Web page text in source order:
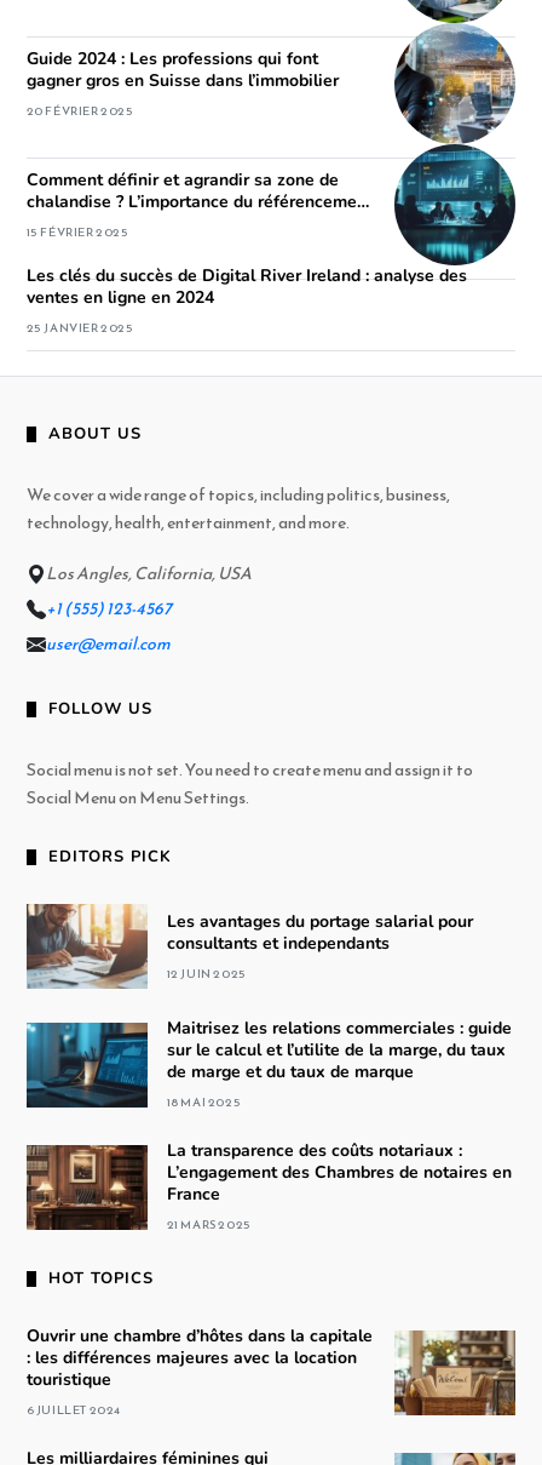
Guide 2024 : Les professions qui font
gagner gros en Suisse dans l’immobilier
20 FÉVRIER 2025
Comment définir et agrandir sa zone de
chalandise ? L’importance du référencement
local pour votre site web
15 FÉVRIER 2025
Les clés du succès de Digital River Ireland : analyse des
ventes en ligne en 2024
25 JANVIER 2025
ABOUT US
We cover a wide range of topics, including politics, business,
technology, health, entertainment, and more.
Los Angles, California, USA
+1 (555) 123-4567
user@email.com
FOLLOW US
Social menu is not set. You need to create menu and assign it to
Social Menu on Menu Settings.
EDITORS PICK
Les avantages du portage salarial pour
consultants et independants
12 JUIN 2025
Maitrisez les relations commerciales : guide
sur le calcul et l’utilite de la marge, du taux
de marge et du taux de marque
18 MAI 2025
La transparence des coûts notariaux :
L’engagement des Chambres de notaires en
France
21 MARS 2025
HOT TOPICS
Ouvrir une chambre d’hôtes dans la capitale
: les différences majeures avec la location
touristique
6 JUILLET 2024
Les milliardaires féminines qui